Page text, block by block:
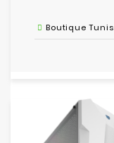
Boutique Tunis